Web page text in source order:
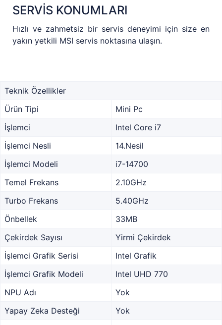
SERVİS KONUMLARI
Hızlı ve zahmetsiz bir servis deneyimi için size en
yakın yetkili MSI servis noktasına ulaşın.
Teknik Özellikler
Ürün Tipi
Mini Pc
İşlemci
Intel Core i7
İşlemci Nesli
14.Nesil
İşlemci Modeli
i7-14700
Temel Frekans
2.10GHz
Turbo Frekans
5.40GHz
Önbellek
33MB
Çekirdek Sayısı
Yirmi Çekirdek
İşlemci Grafik Serisi
Intel Grafik
İşlemci Grafik Modeli
Intel UHD 770
NPU Adı
Yok
Yapay Zeka Desteği
Yok